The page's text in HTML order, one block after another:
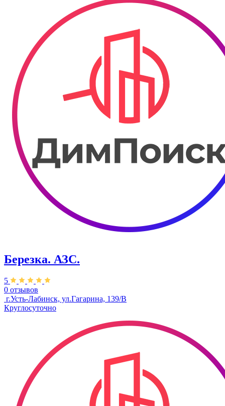
Березка. АЗС.
5
0 отзывов
​​ г.Усть-Лабинск, ул.Гагарина, 139/В
Круглосуточно